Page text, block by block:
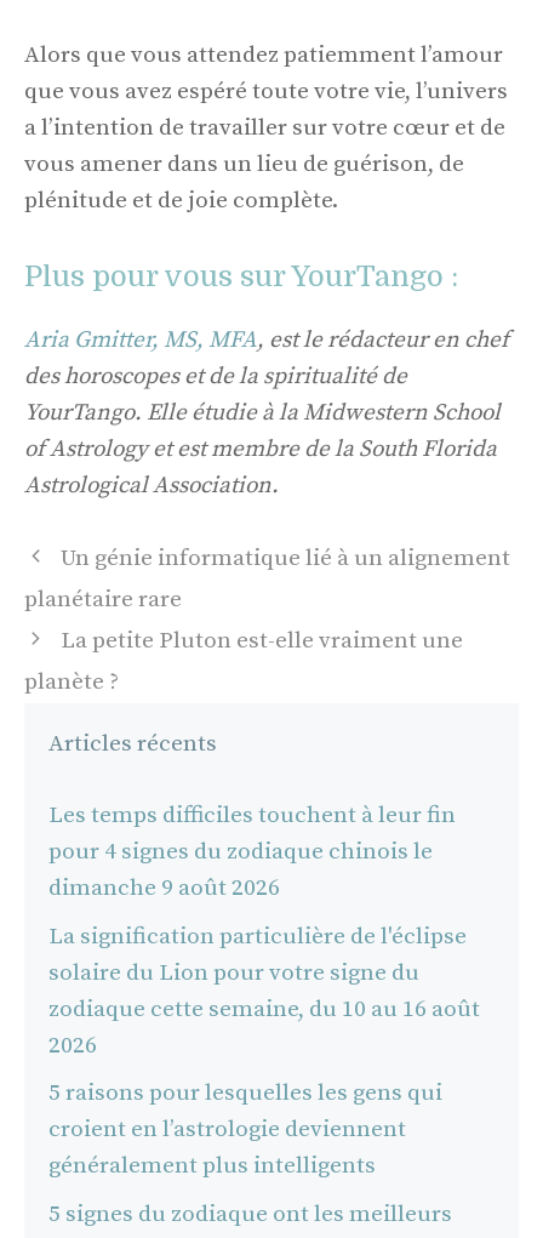
Alors que vous attendez patiemment l’amour
que vous avez espéré toute votre vie, l’univers
a l’intention de travailler sur votre cœur et de
vous amener dans un lieu de guérison, de
plénitude et de joie complète.
Plus pour vous sur YourTango :
Aria Gmitter, MS, MFA, est le rédacteur en chef
des horoscopes et de la spiritualité de
YourTango. Elle étudie à la Midwestern School
of Astrology et est membre de la South Florida
Astrological Association.
Navigation
des
Un génie informatique lié à un alignement
planétaire rare
La petite Pluton est-elle vraiment une
planète ?
Articles récents
Les temps difficiles touchent à leur fin
pour 4 signes du zodiaque chinois le
dimanche 9 août 2026
La signification particulière de l'éclipse
solaire du Lion pour votre signe du
zodiaque cette semaine, du 10 au 16 août
2026
5 raisons pour lesquelles les gens qui
croient en l’astrologie deviennent
généralement plus intelligents
5 signes du zodiaque ont les meilleurs